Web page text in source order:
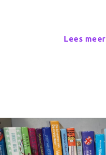
Lees meer